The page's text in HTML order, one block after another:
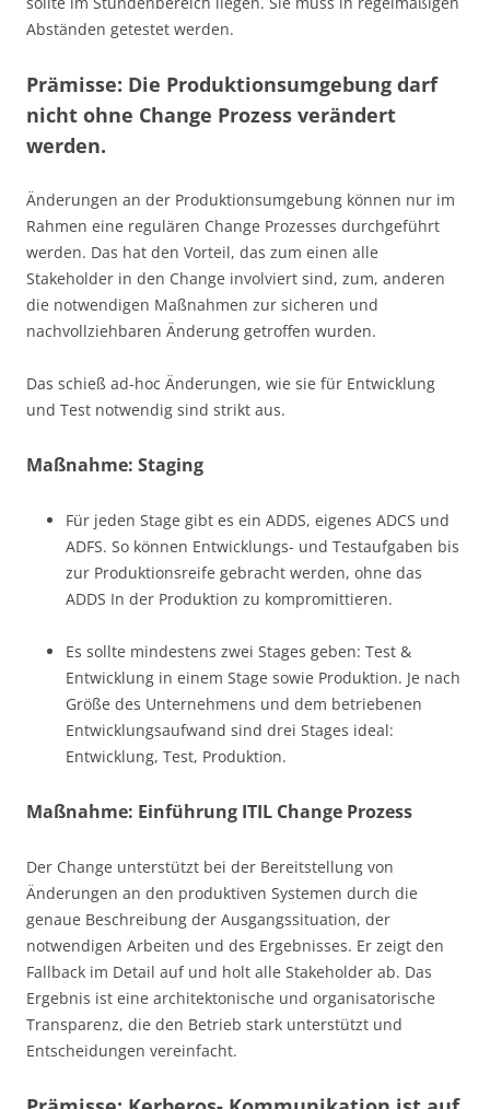
Abständen getestet werden.
Prämisse: Die Produktionsumgebung darf
nicht ohne Change Prozess verändert
werden.
Änderungen an der Produktionsumgebung können nur im
Rahmen eine regulären Change Prozesses durchgeführt
werden. Das hat den Vorteil, das zum einen alle
Stakeholder in den Change involviert sind, zum, anderen
die notwendigen Maßnahmen zur sicheren und
nachvollziehbaren Änderung getroffen wurden.
Das schieß ad-hoc Änderungen, wie sie für Entwicklung
und Test notwendig sind strikt aus.
Maßnahme: Staging
Für jeden Stage gibt es ein ADDS, eigenes ADCS und
ADFS. So können Entwicklungs- und Testaufgaben bis
zur Produktionsreife gebracht werden, ohne das
ADDS In der Produktion zu kompromittieren.
Es sollte mindestens zwei Stages geben: Test &
Entwicklung in einem Stage sowie Produktion. Je nach
Größe des Unternehmens und dem betriebenen
Entwicklungsaufwand sind drei Stages ideal:
Entwicklung, Test, Produktion.
Maßnahme: Einführung ITIL Change Prozess
Der Change unterstützt bei der Bereitstellung von
Änderungen an den produktiven Systemen durch die
genaue Beschreibung der Ausgangssituation, der
notwendigen Arbeiten und des Ergebnisses. Er zeigt den
Fallback im Detail auf und holt alle Stakeholder ab. Das
Ergebnis ist eine architektonische und organisatorische
Transparenz, die den Betrieb stark unterstützt und
Entscheidungen vereinfacht.